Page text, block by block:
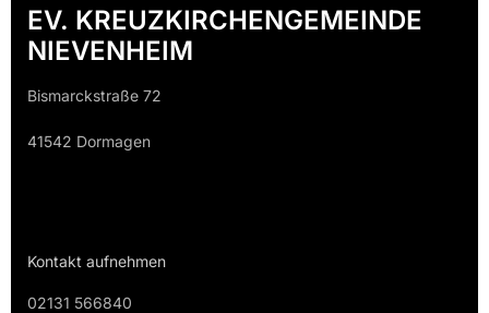
EV. KREUZKIRCHENGEMEINDE
NIEVENHEIM
Bismarckstraße 72
41542 Dormagen
Kontakt aufnehmen
02131 566840